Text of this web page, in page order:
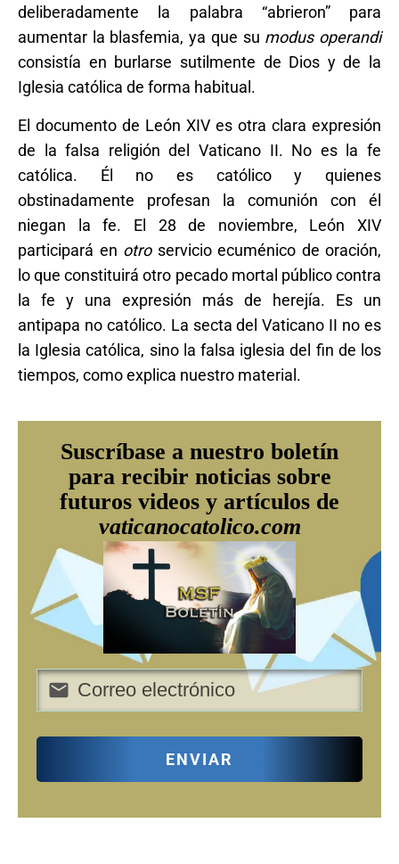
deliberadamente la palabra “abrieron” para
aumentar la blasfemia, ya que su modus operandi
consistía en burlarse sutilmente de Dios y de la
Iglesia católica de forma habitual.
El documento de León XIV es otra clara expresión
de la falsa religión del Vaticano II. No es la fe
católica. Él no es católico y quienes
obstinadamente profesan la comunión con él
niegan la fe. El 28 de noviembre, León XIV
participará en otroservicio ecuménico de oración,
lo que constituirá otro pecado mortal público contra
la fe y una expresión más de herejía. Es un
antipapa no católico. La secta del Vaticano II no es
la Iglesia católica, sino la falsa iglesia del fin de los
tiempos, como explica nuestro material.
Suscríbase a nuestro boletín
para recibir noticias sobre
futuros videos y artículos de
vaticanocatolico.com
ENVIAR